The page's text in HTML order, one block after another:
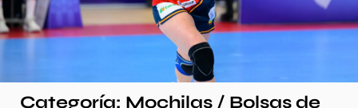
Categoría: Mochilas / Bolsas de